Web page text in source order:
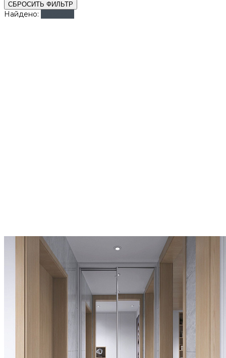
СБРОСИТЬ ФИЛЬТР
Найдено: